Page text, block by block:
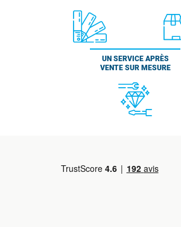
UN SERVICE APRÈS
VENTE SUR MESURE